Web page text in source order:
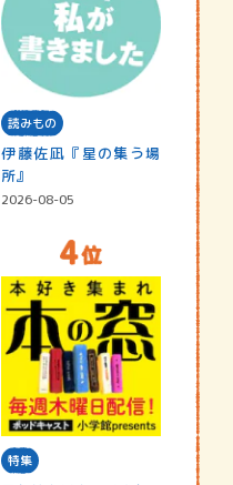
読みもの
伊藤佐凪『星の集う場
所』
2026-08-05
特集